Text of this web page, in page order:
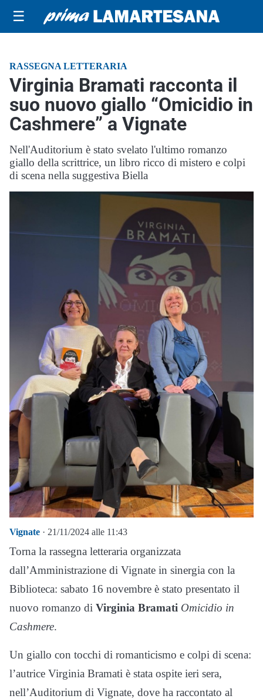
☰
RASSEGNA LETTERARIA
Virginia Bramati racconta il
suo nuovo giallo “Omicidio in
Cashmere” a Vignate
Nell'Auditorium è stato svelato l'ultimo romanzo
giallo della scrittrice, un libro ricco di mistero e colpi
di scena nella suggestiva Biella
Vignate · 21/11/2024 alle 11:43
Torna la rassegna letteraria organizzata
dall’Amministrazione di Vignate in sinergia con la
Biblioteca: sabato 16 novembre è stato presentato il
nuovo romanzo di Virginia Bramati Omicidio in
Cashmere.
Un giallo con tocchi di romanticismo e colpi di scena:
l’autrice Virginia Bramati è stata ospite ieri sera,
nell’Auditorium di Vignate, dove ha raccontato al